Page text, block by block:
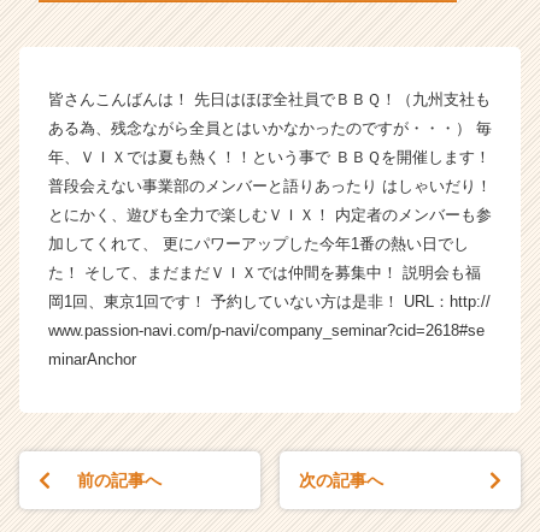
ャ
成
長
企
業
か
ら
ス
ウ
届
く
サ
皆さんこんばんは！ 先日はほぼ全社員でＢＢＱ！（九州支社も
ある為、残念ながら全員とはいかなかったのですが・・・） 毎
年、ＶＩＸでは夏も熱く！！という事で ＢＢＱを開催します！
普段会えない事業部のメンバーと語りあったり はしゃいだり！
とにかく、遊びも全力で楽しむＶＩＸ！ 内定者のメンバーも参
加してくれて、 更にパワーアップした今年1番の熱い日でし
た！ そして、まだまだＶＩＸでは仲間を募集中！ 説明会も福
岡1回、東京1回です！ 予約していない方は是非！ URL：http://
www.passion-navi.com/p-navi/company_seminar?cid=2618#se
minarAnchor
前の記事へ 次の記事へ